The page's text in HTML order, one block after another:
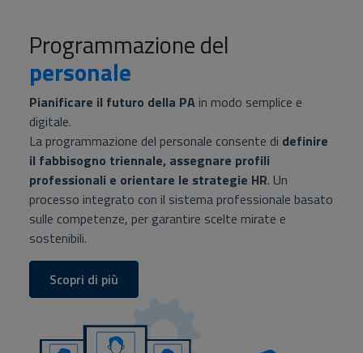
Programmazione del
personale
Pianificare il futuro della PA in modo semplice e
digitale.
La programmazione del personale consente di definire
il fabbisogno triennale, assegnare profili
professionali e orientare le strategie HR. Un
processo integrato con il sistema professionale basato
sulle competenze, per garantire scelte mirate e
sostenibili.
Scopri di più